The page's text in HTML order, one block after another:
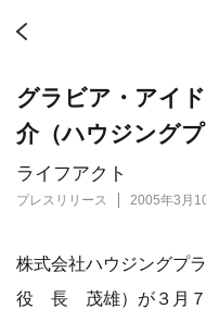
ライフアクト
プレスリリース 2005年3月
グラビア・アイ
介（ハウジングプ
株式会社ハウジングプ
役 長 茂雄）が３月７